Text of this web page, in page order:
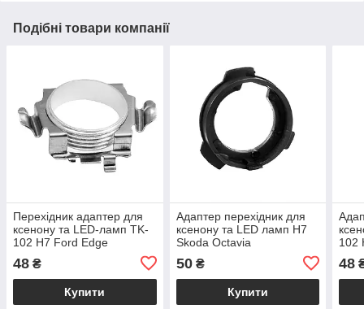
Подібні товари компанії
Перехідник адаптер для
ксенону та LED-ламп TK-
102 H7 Ford Edge
48 ₴
Купити
Адаптер перехідник для
ксенону та LED ламп H7
Skoda Octavia
50₴
Купити
102
48